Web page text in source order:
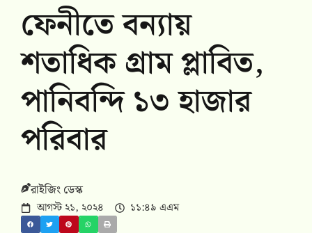
ফেনীতে বন্যায়
শতাধিক গ্রাম প্লাবিত,
পানিবন্দি ১৩ হাজার
পরিবার
রাইজিং ডেস্ক
আগস্ট ২১, ২০২৪ ১১:৪৯ এএম